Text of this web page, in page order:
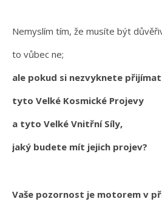
Nemyslím tím, že musíte být
to vůbec ne;
ale pokud si nezvyknete přijímat
tyto Velké Kosmické Projevy
a tyto Velké Vnitřní Síly,
jaký budete mít jejich projev?
Vaše pozornost je motorem v